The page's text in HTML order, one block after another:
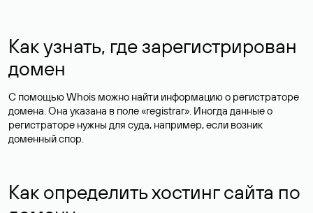
Как узнать, где зарегистрирован
домен
С помощью Whois можно найти информацию о регистраторе
домена. Она указана в поле «registrar». Иногда данные о
регистраторе нужны для суда, например, если возник
доменный спор.
Как определить хостинг сайта по